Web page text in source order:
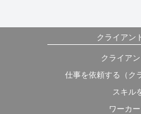
クライアン
クライア
仕事を依頼する（ク
スキル
ワーカ